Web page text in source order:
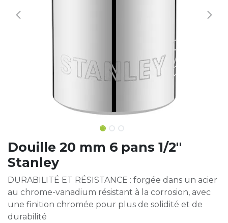
Douille 20 mm 6 pans 1/2''
Stanley
DURABILITÉ ET RÉSISTANCE : forgée dans un acier
au chrome-vanadium résistant à la corrosion, avec
une finition chromée pour plus de solidité et de
durabilité